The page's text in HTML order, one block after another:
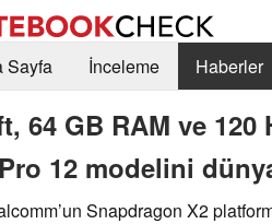
Sayfa
İnceleme Haberler
64 GB RAM ve
12 modelini
Snapdragon X2